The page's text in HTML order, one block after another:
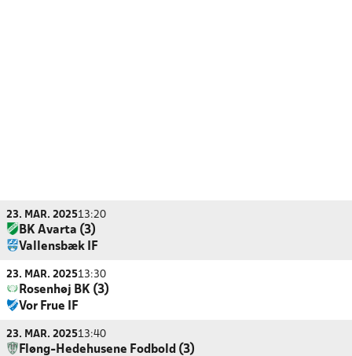
23. MAR. 202513:20
BK Avarta (3)
Vallensbæk IF
23. MAR. 202513:30
Rosenhøj BK (3)
Vor Frue IF
23. MAR. 202513:40
Fløng-Hedehusene Fodbold (3)